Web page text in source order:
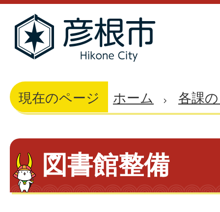
現在のページ ホーム 各課
図書館整備